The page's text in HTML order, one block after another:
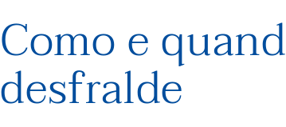
Como e
desfralde